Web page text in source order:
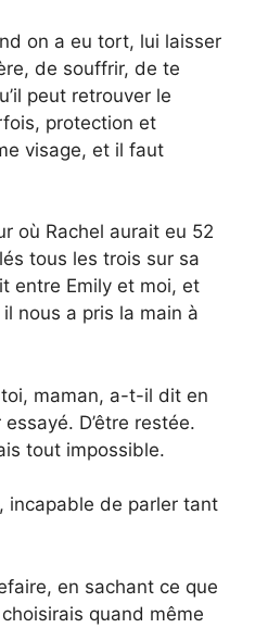
on a eu tort, lui laisser
de souffrir, de te
peut retrouver le
protection et
visage, et il faut
où Rachel aurait eu 52
tous les trois sur sa
entre Emily et moi, et
nous a pris la main à
maman, a-t-il dit en
D’être restée.
tout impossible.
incapable de parler tant
en sachant ce que
quand même